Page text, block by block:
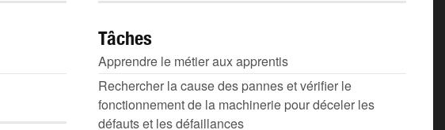
Tâches
Apprendre le métier aux apprentis
Rechercher la cause des pannes et vérifier le
fonctionnement de la machinerie pour déceler les
défauts et les défaillances